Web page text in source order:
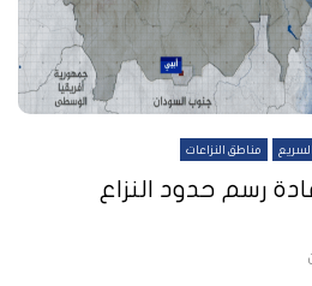
مناطق النزاعات
رسم حدود النزاع